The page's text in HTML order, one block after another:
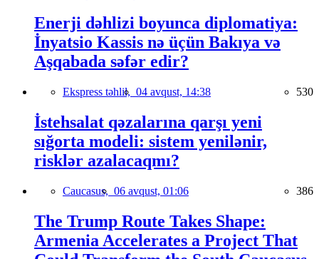
Enerji dəhlizi boyunca diplomatiya:
İnyatsio Kassis nə üçün Bakıya və
Aşqabada səfər edir?
Ekspress təhlil, 04 avqust, 14:38 530
İstehsalat qəzalarına qarşı yeni
sığorta modeli: sistem yenilənir,
risklər azalacaqmı?
Caucasus, 06 avqust, 01:06 386
The Trump Route Takes Shape:
Armenia Accelerates a Project That